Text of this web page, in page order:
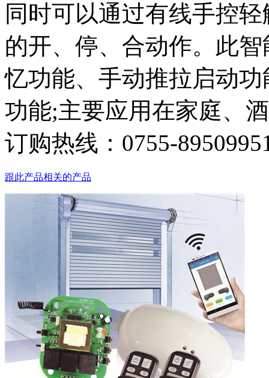
同时可以通过有线手控
的开、停、合动作。此
忆功能、手动推拉启动
功能;主要应用在家庭、
订购热线： 0755-
跟此产品相关的产品